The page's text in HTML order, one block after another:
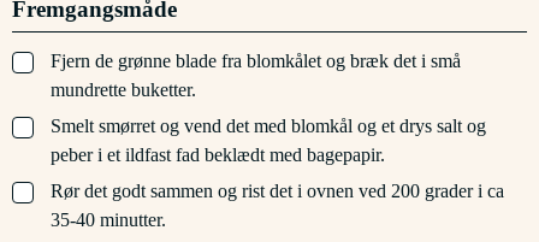
Fremgangsmåde
▢
Fjern de grønne blade fra blomkålet og bræk det i små
mundrette buketter.
▢
Smelt smørret og vend det med blomkål og et drys salt og
peber i et ildfast fad beklædt med bagepapir.
▢
Rør det godt sammen og rist det i ovnen ved 200 grader i ca
35-40 minutter.